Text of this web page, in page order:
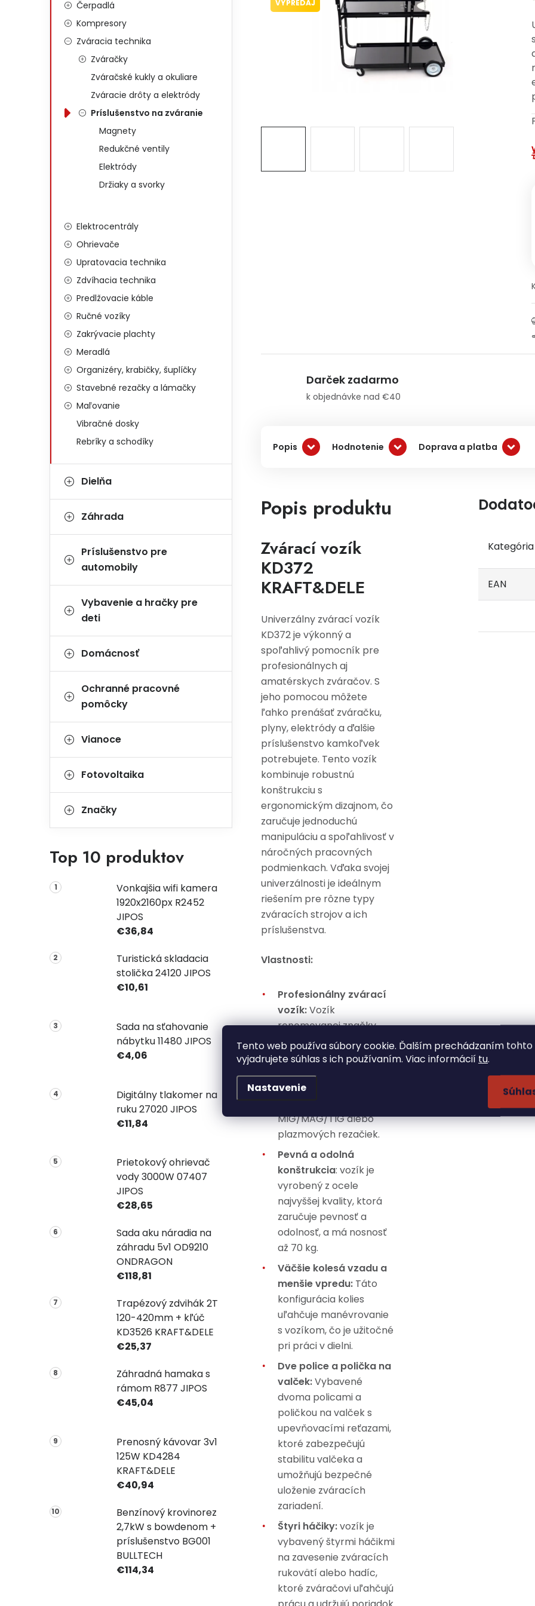
Tento web používa súbory cookie. Ďalším prechádzaním tohto
vyjadrujete súhlas s ich používaním. Viac informácií tu.
Nastavenie
Čerpadlá
Kompresory
Zváracia technika
Zváračky
Zváračské kukly a okuliare
Zváracie drôty a elektródy
Príslušenstvo na zváranie
Magnety
Redukčné ventily
Elektródy
Držiaky a svorky
Elektrocentrály
Ohrievače
Upratovacia technika
Zdvíhacia technika
Predlžovacie káble
Ručné vozíky
Zakrývacie plachty
Meradlá
Organizéry, krabičky, šuplíčky
Stavebné rezačky a lámačky
Maľovanie
Vibračné dosky
Rebríky a schodíky
Dielňa
Záhrada
Príslušenstvo pre
automobily
Vybavenie a hračky pre
deti
Domácnosť
Ochranné pracovné
pomôcky
Vianoce
Fotovoltaika
Značky
Top 10 produktov
Vonkajšia wifi kamera
1920x2160px R2452
JIPOS
€36,84
Turistická skladacia
stolička 24120 JIPOS
€10,61
Sada na sťahovanie
nábytku 11480 JIPOS
€4,06
Digitálny tlakomer na
ruku 27020 JIPOS
€11,84
Prietokový ohrievač
vody 3000W 07407
JIPOS
€28,65
Sada aku náradia na
záhradu 5v1 OD9210
ONDRAGON
€118,81
Trapézový zdvihák 2T
120-420mm + kľúč
KD3526 KRAFT&DELE
€25,37
Záhradná hamaka s
rámom R877 JIPOS
€45,04
Prenosný kávovar 3v1
125W KD4284
KRAFT&DELE
€40,94
Benzínový krovinorez
2,7kW s bowdenom +
príslušenstvo BG001
BULLTECH
€114,34
VÝPREDAJ
Darček zadarmo
k objednávke nad €40
Popis Hodnotenie Doprava a platba
Popis produktu
Zvárací vozík
KD372
KRAFT&DELE
Univerzálny zvárací vozík
KD372 je výkonný a
spoľahlivý pomocník pre
profesionálnych aj
amatérskych zváračov. S
jeho pomocou môžete
ľahko prenášať zváračku,
plyny, elektródy a ďalšie
príslušenstvo kamkoľvek
potrebujete. Tento vozík
kombinuje robustnú
konštrukciu s
ergonomickým dizajnom, čo
zaručuje jednoduchú
manipuláciu a spoľahlivosť v
náročných pracovných
podmienkach. Vďaka svojej
univerzálnosti je ideálnym
riešením pre rôzne typy
zváracích strojov a ich
príslušenstva.
Vlastnosti:
Profesionálny zvárací
vozík:Vozík
renomovanej značky
Kraft&Dele, model
KD372, je určený na
profesionálne použitie a
ideálny na prepravu
MIG/MAG/TIG alebo
plazmových rezačiek.
Pevná a odolná
konštrukcia: vozík je
vyrobený z ocele
najvyššej kvality, ktorá
zaručuje pevnosť a
odolnosť, a má nosnosť
až 70 kg.
Väčšie kolesá vzadu a
menšie vpredu: Táto
konfigurácia kolies
uľahčuje manévrovanie
s vozíkom, čo je užitočné
pri práci v dielni.
Dve police a polička na
valček:Vybavené
dvoma policami a
poličkou na valček s
upevňovacími reťazami,
ktoré zabezpečujú
stabilitu valčeka a
umožňujú bezpečné
uloženie zváracích
zariadení.
Štyri háčiky:vozík je
vybavený štyrmi háčikmi
na zavesenie zváracích
rukovätí alebo hadíc,
ktoré zváračovi uľahčujú
Kategória
EAN